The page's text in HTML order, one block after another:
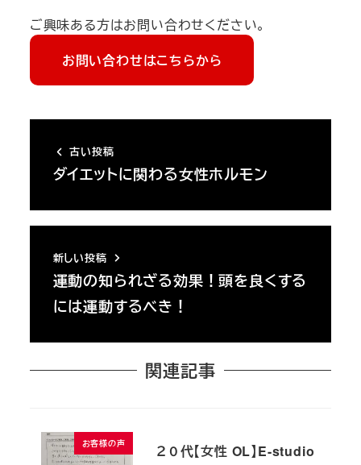
ご興味ある方はお問い合わせください。
お問い合わせはこちらから
古い投稿
ダイエットに関わる女性ホルモン
新しい投稿
運動の知られざる効果！頭を良くする
には運動するべき！
関連記事
お客様の声
２０代【女性 OL】E-studio